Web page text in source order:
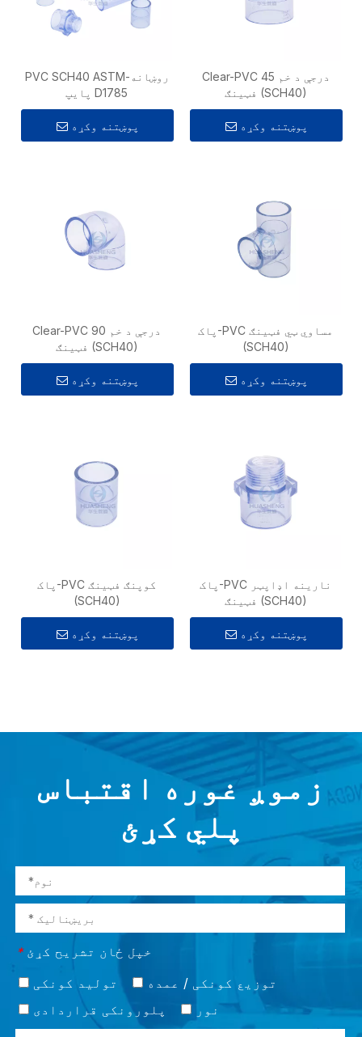
روښانه-PVC SCH40 ASTM
D1785 پایپ
پوښتنه وکړه
Clear-PVC 45 درجې د خم
فټینګ (SCH40)
پوښتنه وکړه
Clear-PVC 90 درجې د خم
فټینګ (SCH40)
پوښتنه وکړه
پاک-PVC مساوي ټي فټینګ
(SCH40)
پوښتنه وکړه
پاک-PVC کوپنګ فټینګ
(SCH40)
پوښتنه وکړه
پاک-PVC نارینه اډاپټر
فټینګ (SCH40)
پوښتنه وکړه
زموږ غوره اقتباس
پلي کړئ
* خپل ځان تشریح کړئ
تولید کونکی
توزیع کونکی / عمده
پلورونکی قراردادی
نور